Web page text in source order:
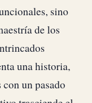
sino
de los
una historia,
un pasado